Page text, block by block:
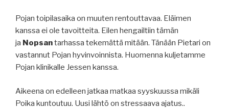
Pojan toipilasaika on muuten rentouttavaa. Eläimen
kanssa ei ole tavoitteita. Eilen hengailtiin tämän
ja Nopsantarhassa tekemättä mitään. Tänään Pietari on
vastannut Pojan hyvinvoinnista. Huomenna kuljetamme
Pojan klinikalle Jessen kanssa.
Aikeena on edelleen jatkaa matkaa syyskuussa mikäli
Poika kuntoutuu. Uusi lähtö on stressaava ajatus..